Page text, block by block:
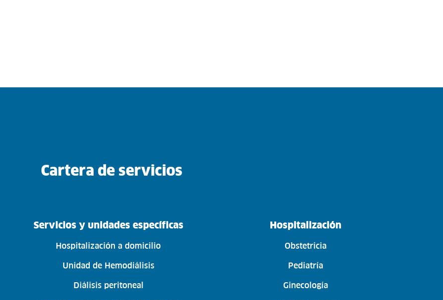
Cartera de servicios
Servicios y unidades específicas
Hospitalización a domicilio
Unidad de Hemodiálisis
Diálisis peritoneal
Hospitalización
Obstetricia
Pediatría
Ginecología